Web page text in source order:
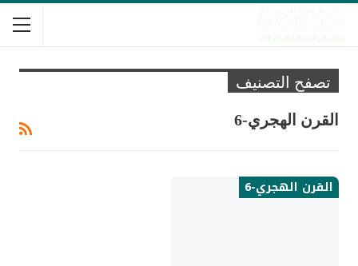
تصفح التصنيف
القرن الهجري-6
القرن الهجري-6